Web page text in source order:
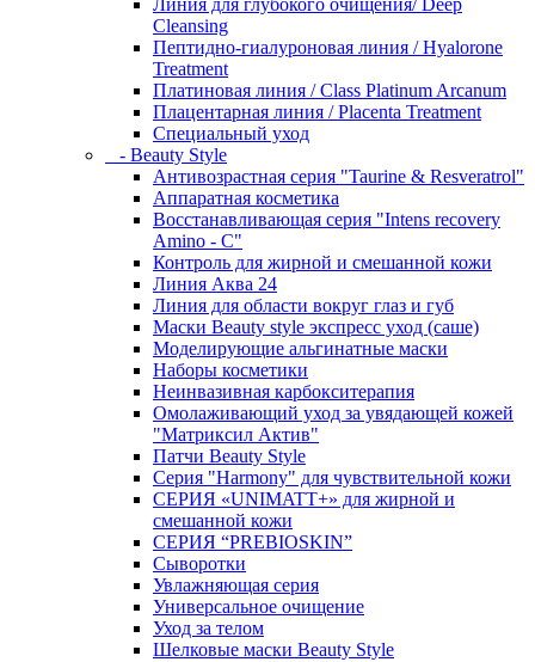
Линия для глубокого очищения/ Deep
Cleansing
Пептидно-гиалуроновая линия / Hyalorone
Treatment
Платиновая линия / Class Platinum Arcanum
Плацентарная линия / Placenta Treatment
Специальный уход
- Beauty Style
Антивозрастная серия "Taurine & Resveratrol"
Аппаратная косметика
Восстанавливающая серия "Intens recovery
Amino - C"
Контроль для жирной и смешанной кожи
Линия Аква 24
Линия для области вокруг глаз и губ
Маски Beauty style экспресс уход (саше)
Моделирующие альгинатные маски
Наборы косметики
Неинвазивная карбокситерапия
Омолаживающий уход за увядающей кожей
"Матриксил Актив"
Патчи Beauty Style
Серия "Harmony" для чувствительной кожи
СЕРИЯ «UNIMATT+» для жирной и
смешанной кожи
СЕРИЯ “PREBIOSKIN”
Сыворотки
Увлажняющая серия
Универсальное очищение
Уход за телом
Шелковые маски Beauty Style